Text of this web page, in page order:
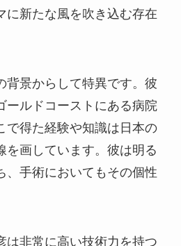
に新たな風を吹き込む存在
背景からして特異です。彼
ールドコーストにある病院
で得た経験や知識は日本の
を画しています。彼は明る
、手術においてもその個性
は非常に高い技術力を持つ